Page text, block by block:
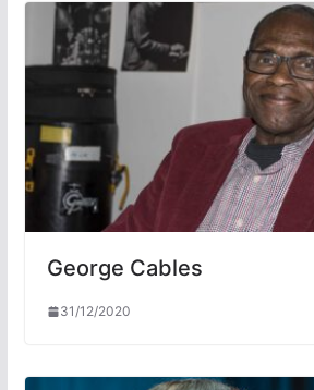
George Cables
31/12/2020